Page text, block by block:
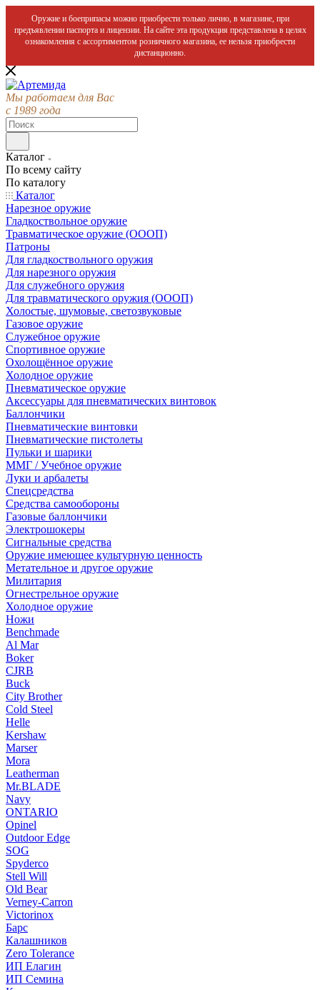
Оружие и боеприпасы можно приобрести только лично, в магазине, при
предъявлении паспорта и лицензии. На сайте эта продукция представлена в целях
ознакомления с ассортиментом розничного магазина, ее нельзя приобрести
дистанционно.
Мы работаем для Вас
с 1989 года
Каталог
По всему сайту
По каталогу
Каталог
Нарезное оружие
Гладкоствольное оружие
Травматическое оружие (ОООП)
Патроны
Для гладкоствольного оружия
Для нарезного оружия
Для служебного оружия
Для травматического оружия (ОООП)
Холостые, шумовые, светозвуковые
Газовое оружие
Служебное оружие
Спортивное оружие
Охолощённое оружие
Холодное оружие
Пневматическое оружие
Аксессуары для пневматических винтовок
Баллончики
Пневматические винтовки
Пневматические пистолеты
Пульки и шарики
ММГ / Учебное оружие
Луки и арбалеты
Спецсредства
Средства самообороны
Газовые баллончики
Электрошокеры
Сигнальные средства
Оружие имеющее культурную ценность
Метательное и другое оружие
Милитария
Огнестрельное оружие
Холодное оружие
Ножи
Benchmade
Al Mar
Boker
CJRB
Buck
City Brother
Cold Steel
Helle
Kershaw
Marser
Mora
Leatherman
Mr.BLADE
Navy
ONTARIO
Opinel
Outdoor Edge
SOG
Spyderco
Stell Will
Old Bear
Verney-Carron
Victorinox
Барс
Калашников
Zero Tolerance
ИП Елагин
ИП Семина